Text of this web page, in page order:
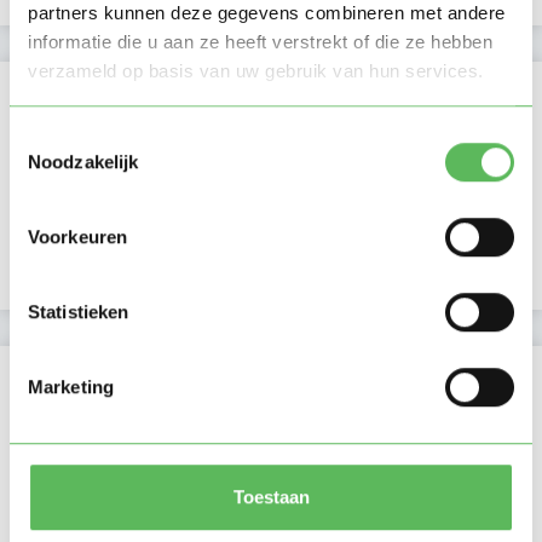
partners kunnen deze gegevens combineren met andere
informatie die u aan ze heeft verstrekt of die ze hebben
verzameld op basis van uw gebruik van hun services.
Noodzakelijk
Voorkeuren
Statistieken
Marketing
Toestaan
04-03-2026
22-02-2026
Verificaties
Telefoonnummer is geverifieerd